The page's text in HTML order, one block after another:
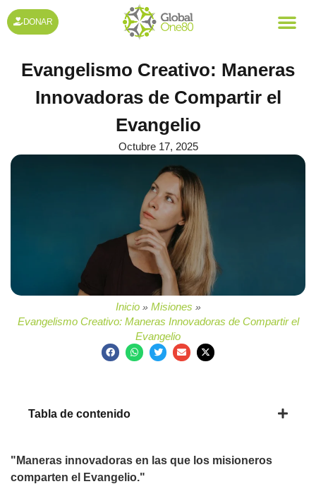
DONAR
Evangelismo Creativo: Maneras
Innovadoras de Compartir el
Evangelio
Octubre 17, 2025
Inicio » Misiones »
Evangelismo Creativo: Maneras Innovadoras de Compartir el
Evangelio
Tabla de contenido
"Maneras innovadoras en las que los misioneros
comparten el Evangelio."